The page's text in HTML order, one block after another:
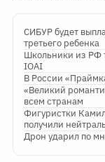
СИБУР будет
третьего ребенка
Школьники из РФ
IOAI
В России
«Великий
всем странам
Фигуристки
получили
Дрон ударил по